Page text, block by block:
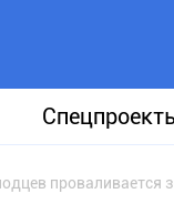
проваливается